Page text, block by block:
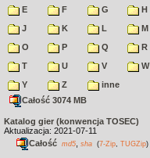
E
F G H
J
K L M
O
P Q R
T
U V W
Y
Z
inne
Całość 3074 MB
Katalog gier (konwencja TOSEC)
Aktualizacja: 2021-07-11
Całość md5 sha (7-Zip TUGZip)